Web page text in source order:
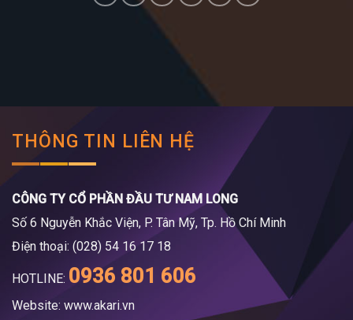
THÔNG TIN LIÊN HỆ
CÔNG TY CỔ PHẦN ĐẦU TƯ NAM LONG
Số 6 Nguyễn Khắc Viện, P. Tân Mỹ, Tp. Hồ Chí Minh
Điện thoại: (028) 54 16 17 18
HOTLINE: 0936 801 606
Website: www.akari.vn